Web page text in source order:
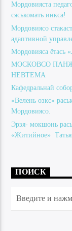
Мордовияста
сяськомать инкса!
Мордовиясо
адаптивной
Мордовияса ётась
МОСКОВСО
НЕВТЕМА
Кафедральнай
«Велень озкс»
Мордовиясо.
Эрзя- мокшонь
«Житийное»
ПОИСК